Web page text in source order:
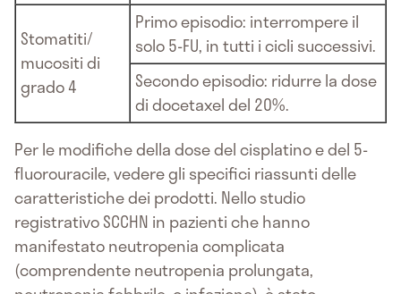
Stomatiti/
mucositi di
grado 4
Primo episodio: interrompere il
solo 5-FU, in tutti i cicli successivi.
Secondo episodio: ridurre la dose
di docetaxel del 20%.
Per le modifiche della dose del cisplatino e del 5-
fluorouracile, vedere gli specifici riassunti delle
caratteristiche dei prodotti. Nello studio
registrativo SCCHN in pazienti che hanno
manifestato neutropenia complicata
(comprendente neutropenia prolungata,